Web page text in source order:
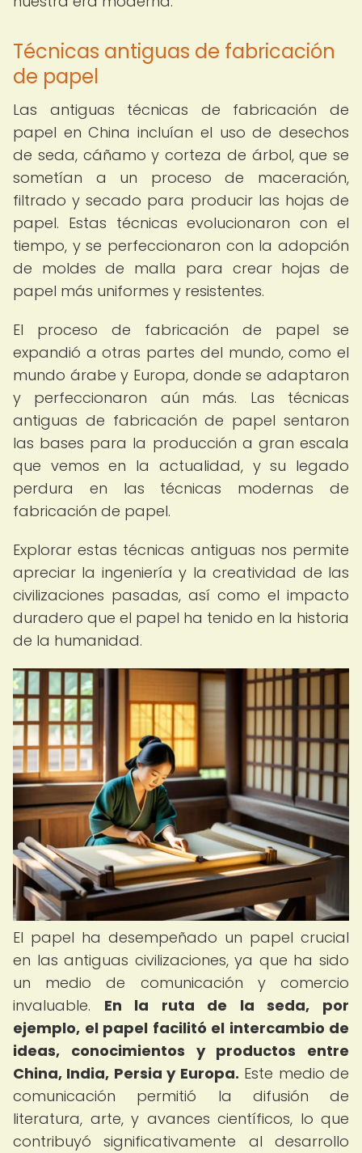
Técnicas antiguas de fabricación
de papel
Las antiguas técnicas de fabricación de
papel en China incluían el uso de desechos
de seda, cáñamo y corteza de árbol, que se
sometían a un proceso de maceración,
filtrado y secado para producir las hojas de
papel. Estas técnicas evolucionaron con el
tiempo, y se perfeccionaron con la adopción
de moldes de malla para crear hojas de
papel más uniformes y resistentes.
El proceso de fabricación de papel se
expandió a otras partes del mundo, como el
mundo árabe y Europa, donde se adaptaron
y perfeccionaron aún más. Las técnicas
antiguas de fabricación de papel sentaron
las bases para la producción a gran escala
que vemos en la actualidad, y su legado
perdura en las técnicas modernas de
fabricación de papel.
Explorar estas técnicas antiguas nos permite
apreciar la ingeniería y la creatividad de las
civilizaciones pasadas, así como el impacto
duradero que el papel ha tenido en la historia
de la humanidad.
El papel ha desempeñado un papel crucial
en las antiguas civilizaciones, ya que ha sido
un medio de comunicación y comercio
invaluable. En la ruta de la seda, por
ejemplo, el papel facilitó el intercambio de
ideas, conocimientos y productos entre
China, India, Persia y Europa. Este medio de
comunicación permitió la difusión de
literatura, arte, y avances científicos, lo que
contribuyó significativamente al desarrollo